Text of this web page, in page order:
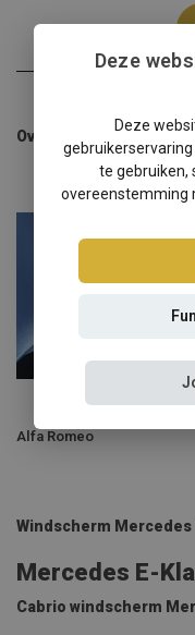
Overige categorieën
Alfa Romeo
Windscherm Mercedes
Mercedes E-
Cabrio windscherm
Deze
Deze
te gebruiken,
overeenstemming